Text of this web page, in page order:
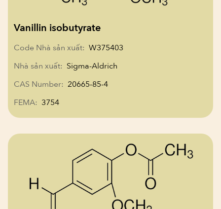
Vanillin isobutyrate
Code Nhà sản xuất: W375403
Nhà sản xuất: Sigma-Aldrich
CAS Number: 20665-85-4
FEMA: 3754